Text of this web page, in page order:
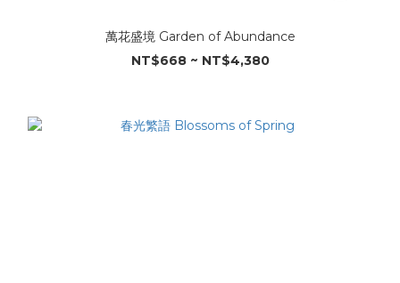
萬花盛境 Garden of Abundance
NT$668 ~ NT$4,380